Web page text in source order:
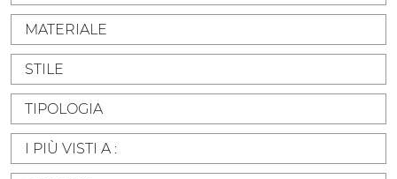
MATERIALE
STILE
TIPOLOGIA
I PIÙ VISTI A :